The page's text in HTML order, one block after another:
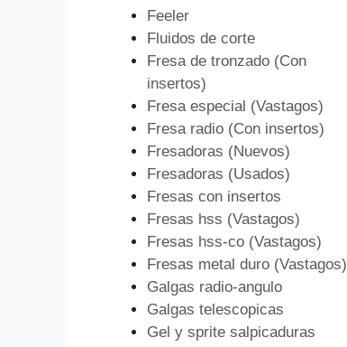
Feeler
Fluidos de corte
Fresa de tronzado (Con
insertos)
Fresa especial (Vastagos)
Fresa radio (Con insertos)
Fresadoras (Nuevos)
Fresadoras (Usados)
Fresas con insertos
Fresas hss (Vastagos)
Fresas hss-co (Vastagos)
Fresas metal duro (Vastagos)
Galgas radio-angulo
Galgas telescopicas
Gel y sprite salpicaduras